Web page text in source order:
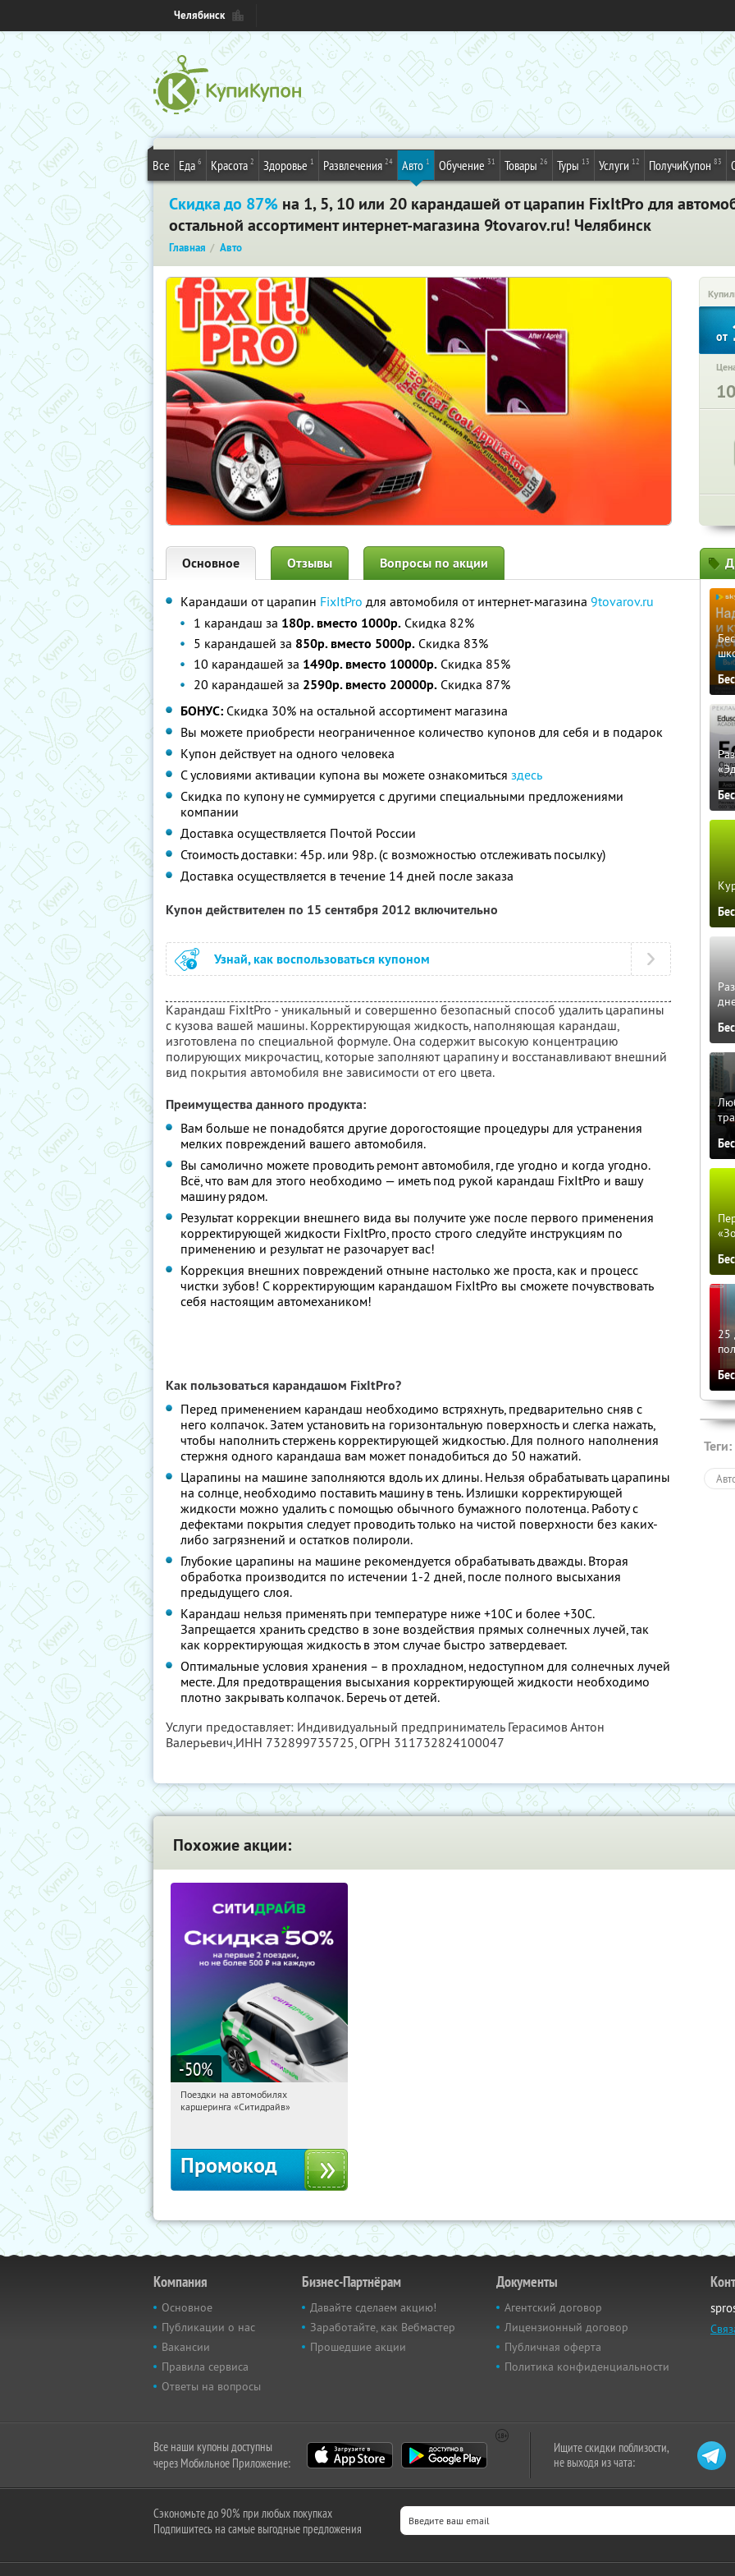
Челябинск
Все Еда 6 Красота 2 Здоровье 1 Развлечения 24 Авто 1 Обучение 31 Товары 26 Туры 13 Услуги 12 ПолучиКупон 83
Скидка до 87% на 1, 5, 10 или 20 карандашей от царапин FixItPro для
остальной ассортимент интернет-магазина 9tovarov.ru! Челябинск
Главная Авто
от
Основное Отзывы Вопросы по акции
Карандаши от царапин FixItPro для автомобиля от интернет-магазина 9tovarov.ru
1 карандаш за 180р. вместо 1000р. Скидка 82%
5 карандашей за 850р. вместо 5000р. Скидка 83%
10 карандашей за 1490р. вместо 10000р. Скидка 85%
20 карандашей за 2590р. вместо 20000р. Скидка 87%
БОНУС: Скидка 30% на остальной ассортимент магазина
Вы можете приобрести неограниченное количество купонов для себя и в подарок
Купон действует на одного человека
С условиями активации купона вы можете ознакомиться здесь
Скидка по купону не суммируется с другими специальными предложениями
компании
Доставка осуществляется Почтой России
Стоимость доставки: 45р. или 98р. (с возможностью отслеживать посылку)
Доставка осуществляется в течение 14 дней после заказа
Купон действителен по 15 сентября 2012 включительно
Узнай, как воспользоваться купоном
Карандаш FixItPro - уникальный и совершенно безопасный способ удалить царапины
с кузова вашей машины. Корректирующая жидкость, наполняющая карандаш,
изготовлена по специальной формуле. Она содержит высокую концентрацию
полирующих микрочастиц, которые заполняют царапину и восстанавливают внешний
вид покрытия автомобиля вне зависимости от его цвета.
Преимущества данного продукта:
Вам больше не понадобятся другие дорогостоящие процедуры для устранения
мелких повреждений вашего автомобиля.
Вы самолично можете проводить ремонт автомобиля, где угодно и когда угодно.
Всё, что вам для этого необходимо — иметь под рукой карандаш FixItPro и вашу
машину рядом.
Результат коррекции внешнего вида вы получите уже после первого применения
корректирующей жидкости FixItPro, просто строго следуйте инструкциям по
применению и результат не разочарует вас!
Коррекция внешних повреждений отныне настолько же проста, как и процесс
чистки зубов! С корректирующим карандашом FixItPro вы сможете почувствовать
себя настоящим автомехаником!
Как пользоваться карандашом FixItPro?
Перед применением карандаш необходимо встряхнуть, предварительно сняв с
него колпачок. Затем установить на горизонтальную поверхность и слегка нажать,
чтобы наполнить стержень корректирующей жидкостью. Для полного наполнения
стержня одного карандаша вам может понадобиться до 50 нажатий.
Царапины на машине заполняются вдоль их длины. Нельзя обрабатывать царапины
на солнце, необходимо поставить машину в тень. Излишки корректирующей
жидкости можно удалить с помощью обычного бумажного полотенца. Работу с
дефектами покрытия следует проводить только на чистой поверхности без каких-
либо загрязнений и остатков полироли.
Глубокие царапины на машине рекомендуется обрабатывать дважды. Вторая
обработка производится по истечении 1-2 дней, после полного высыхания
предыдущего слоя.
Карандаш нельзя применять при температуре ниже +10С и более +30С.
Запрещается хранить средство в зоне воздействия прямых солнечных лучей, так
как корректирующая жидкость в этом случае быстро затвердевает.
Оптимальные условия хранения – в прохладном, недоступном для солнечных лучей
месте. Для предотвращения высыхания корректирующей жидкости необходимо
плотно закрывать колпачок. Беречь от детей.
Услуги предоставляет: Индивидуальный предприниматель Герасимов Антон
Валерьевич,ИНН 732899735725, ОГРН 311732824100047
25
Теги:
Похожие акции:
-50%
09:26:33
Получи первым!
Поездки на автомобилях
каршеринга «Ситидрайв»
Промокод
Компания
Основное
Публикации о нас
Вакансии
Правила сервиса
Ответы на вопросы
Бизнес-Партнёрам
Давайте сделаем акцию!
Заработайте, как Вебмастер
Прошедшие акции
Документы
Агентский договор
Лицензионный договор
Публичная оферта
Политика конфиденциальности
Все наши купоны доступны
через Мобильное Приложение:
Ищите скидки поблизости,
не выходя из чата:
Сэкономьте до 90% при любых покупках
Подпишитесь на самые выгодные предложения